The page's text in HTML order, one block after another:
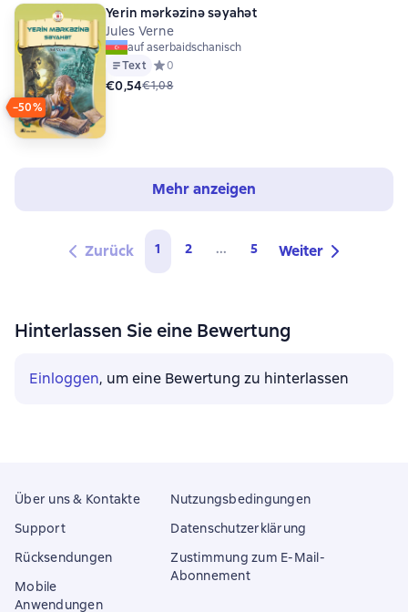
−50%
Yerin mərkəzinə səyahət
Jules Verne
auf aserbaidschanisch
Text Средний рейтинг 0 на основе 0 оценок
0
€0,54€1,08
Mehr anzeigen
Zurück 1 2 ... 5 Weiter
Hinterlassen Sie eine Bewertung
Einloggen, um eine Bewertung zu hinterlassen
Über uns & Kontakte
Support
Rücksendungen
Mobile
Anwendungen
Nutzungsbedingungen
Datenschutzerklärung
Zustimmung zum E-Mail-
Abonnement